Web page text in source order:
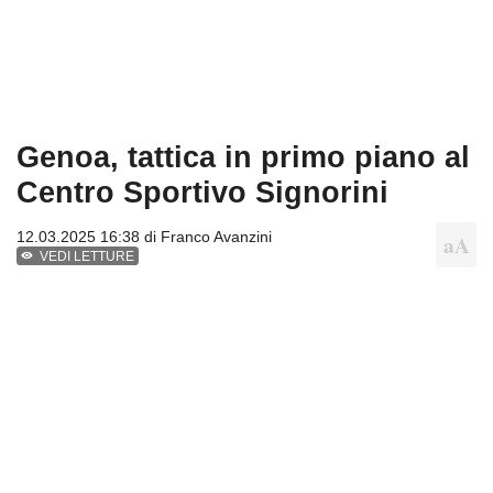
Genoa, tattica in primo piano al
Centro Sportivo Signorini
12.03.2025 16:38 di Franco Avanzini
VEDI LETTURE